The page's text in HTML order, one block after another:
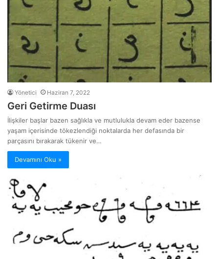
Yönetici Haziran 7, 2022
Geri Getirme Duası
İlişkiler başlar bazen sağlıkla ve mutlulukla devam eder bazense
yaşam içerisinde tökezlendiği noktalarda her defasında bir
parçasını bırakarak tükenir ve…
Devamını Oku »